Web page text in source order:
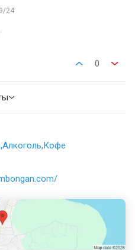
24
0
Алкоголь Кофе